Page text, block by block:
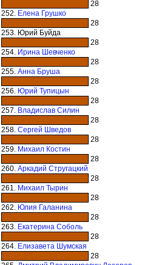
28
252. Елена Грушко
28
253. Юрий Буйда
28
254. Ирина Шевченко
28
255. Анна Бруша
28
256. Юрий Тупицын
28
257. Владислав Силин
28
258. Сергей Шведов
28
259. Михаил Костин
28
260. Аркадий Стругацкий
28
261. Михаил Тырин
28
262. Юлия Галанина
28
263. Екатерина Соболь
28
264. Елизавета Шумская
28